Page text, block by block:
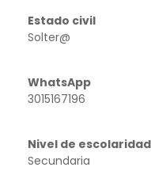
Estado civil
Solter@
WhatsApp
3015167196
Nivel de escolaridad
Secundaria